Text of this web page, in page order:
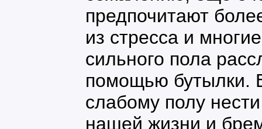
предпочитают
из стресса и
сильного пола
помощью бутылки.
слабому полу
нашей жизни и